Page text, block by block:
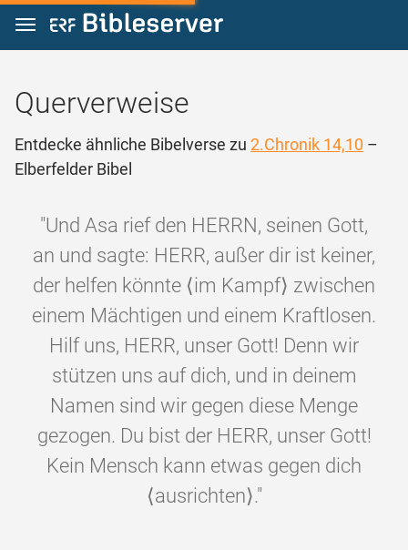
Zum Inhalt springen
Querverweise
Entdecke ähnliche Bibelverse zu 2.Chronik 14,10 –
Elberfelder Bibel
"Und Asa rief den HERRN, seinen Gott,
an und sagte: HERR, außer dir ist keiner,
der helfen könnte ⟨im Kampf⟩ zwischen
einem Mächtigen und einem Kraftlosen.
Hilf uns, HERR, unser Gott! Denn wir
stützen uns auf dich, und in deinem
Namen sind wir gegen diese Menge
gezogen. Du bist der HERR, unser Gott!
Kein Mensch kann etwas gegen dich
⟨ausrichten⟩."